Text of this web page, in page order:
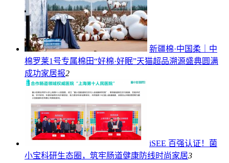
新疆棉·中国柔｜中
棉罗莱1号专属棉田“好棉·好眠”天猫超品溯源盛典圆满
成功家居报2
iSEE 百强认证！菌
小宝科研生态圈，筑牢肠道健康防线时尚家居3